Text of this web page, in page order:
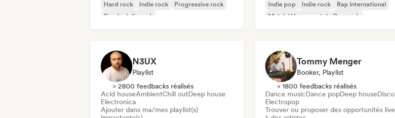
Hard rock
Indie rock
Progressive rock
Psychedelic rock
Indie pop
Indie rock
Rap international
Metal / Heavy metal
Pop rock
N3UX
Playlist
> 2800 feedbacks réalisés
Acid houseAmbientChill outDeep house
Electronica
Ajouter dans ma/mes playlist(s)
Tommy Menger
Booker, Playlist
> 1800 feedbacks réalisés
Dance musicDance popDeep houseDisco
Electropop
Trouver ou proposer des opportunités live